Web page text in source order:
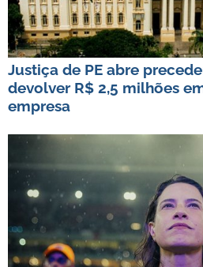
Justiça de PE abre
devolver R$ 2,5 milhões
empresa